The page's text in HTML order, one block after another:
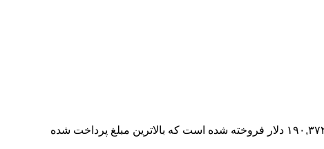
این آیفون نسل اول به قیمت خیره کننده ۱۹۰,۳۷۳ دلار فروخته شد یک آیفون نسل اول اپل با قدمت ۱۵ ساله در یک حراجی به قیمت ۱۹۰,۳۷۲.۸۰ دلار فروخته شده است که بالاترین مبلغ پرداخت شده